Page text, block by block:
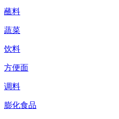
蘸料
蔬菜
饮料
方便面
调料
膨化食品